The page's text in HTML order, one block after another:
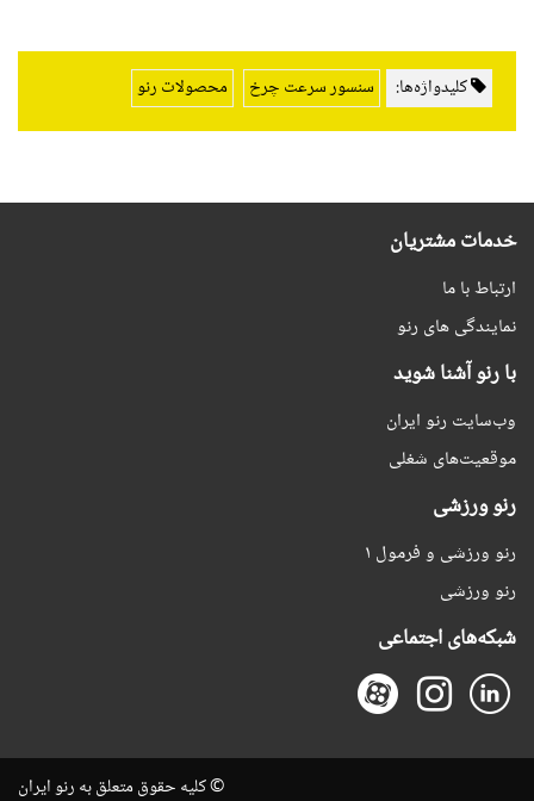
کلیدواژه‌ها: سنسور سرعت چرخ محصولات رنو
خدمات مشتریان
ارتباط با ما
نمایندگی های رنو
با رنو آشنا شوید
وب‌سایت رنو ایران
موقعیت‌های شغلی
رنو ورزشی
رنو ورزشی و فرمول ۱
رنو ورزشی
شبکه‌های اجتماعی
© کلیه حقوق متعلق به رنو ایران